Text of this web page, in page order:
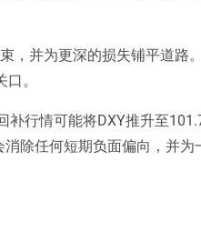
，并为更深的损失铺平道路
。
行情可能将DXY推升至
除任何短期负面偏向，并为